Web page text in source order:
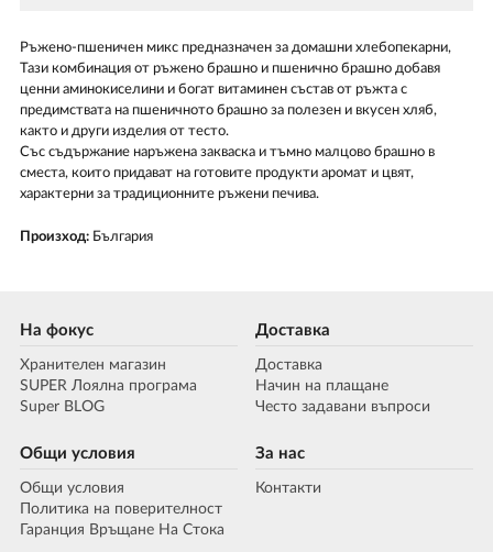
Ръжено-пшеничен микс предназначен за домашни хлебопекарни,
Тази комбинация от ръжено брашно и пшенично брашно добавя
ценни аминокиселини и богат витаминен състав от ръжта с
предимствата на пшеничното брашно за полезен и вкусен хляб,
както и други изделия от тесто.
Със съдържание наръжена закваска и тъмно малцово брашно в
сместа, които придават на готовите продукти аромат и цвят,
характерни за традиционните ръжени печива.
Произход:България
На фокус
Хранителен магазин
SUPER Лоялна програма
Super BLOG
Доставка
Доставка
Начин на плащане
Често задавани въпроси
Общи условия
Общи условия
Политика на поверителност
Гаранция Връщане На Стока
За нас
Контакти